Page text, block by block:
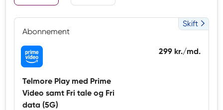
Abonnement
Skift
Telmore Play med Prime
Video samt Fri tale og Fri
data (5G)
299 kr./md.